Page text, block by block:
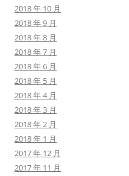
2018 年 10 月
2018 年 9 月
2018 年 8 月
2018 年 7 月
2018 年 6 月
2018 年 5 月
2018 年 4 月
2018 年 3 月
2018 年 2 月
2018 年 1 月
2017 年 12 月
2017 年 11 月